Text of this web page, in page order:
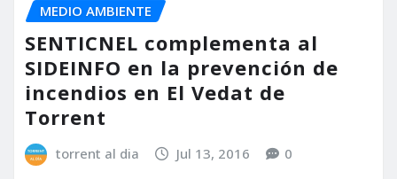
MEDIO AMBIENTE
SENTICNEL complementa al
SIDEINFO en la prevención de
incendios en El Vedat de
Torrent
torrent al dia Jul 13, 2016 0